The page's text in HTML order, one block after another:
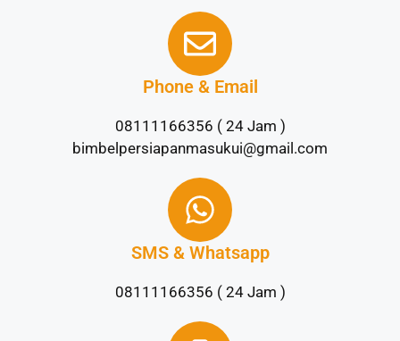
Phone & Email
08111166356 ( 24 Jam )
bimbelpersiapanmasukui@gmail.com
SMS & Whatsapp
08111166356 ( 24 Jam )